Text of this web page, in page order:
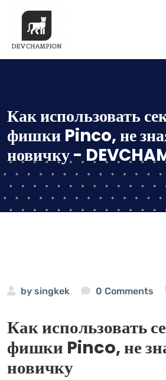
Как использовать
фишки Pinco, не
новичку -
by singkek 0 Comments
Как использовать
фишки Pinco, не
новичку